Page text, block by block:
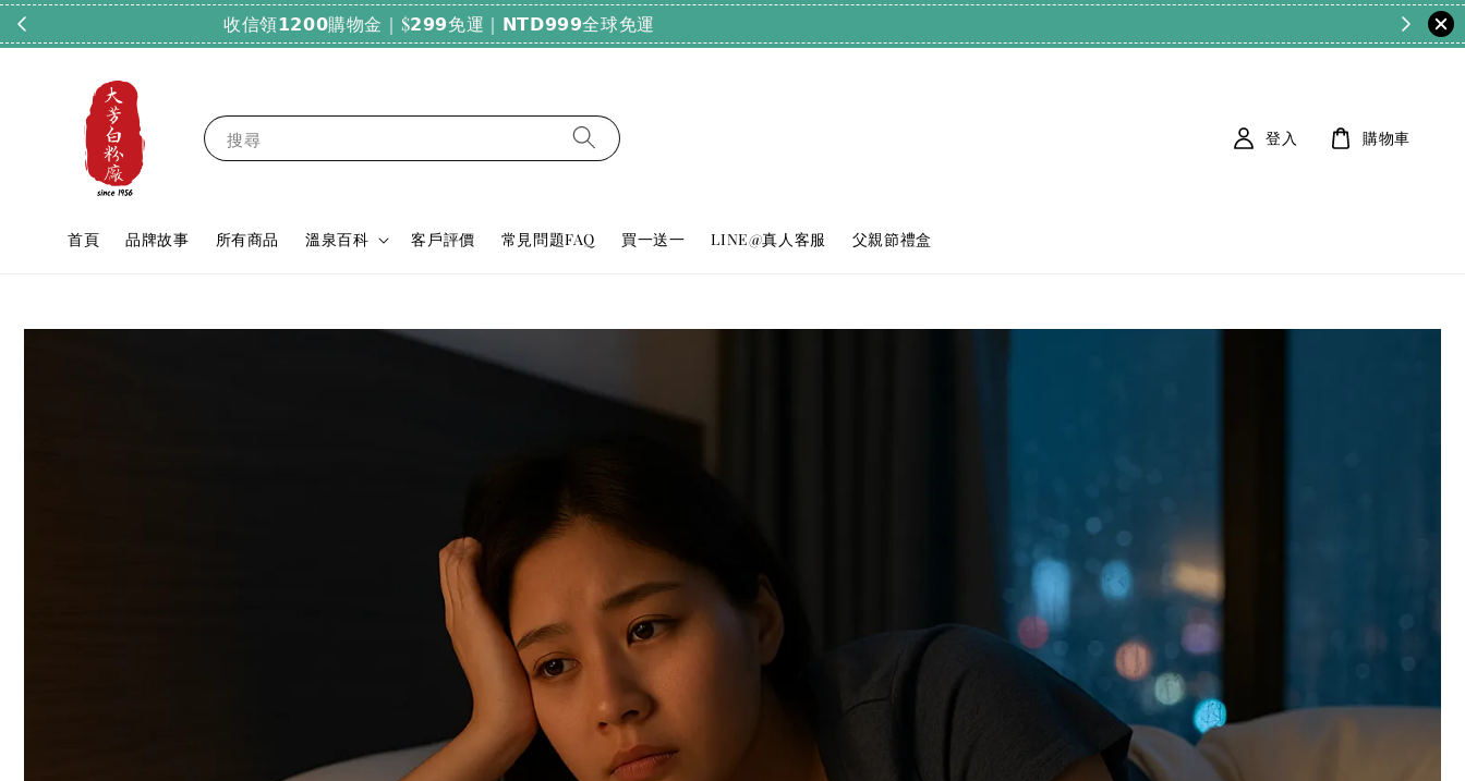
純天然好眠！輸碼𝗕𝗨𝗬𝟮𝟬𝟬𝟬，滿𝟮𝟬𝟬𝟬享𝟳𝟴折
搜尋
首頁 品牌故事 所有商品 溫泉百科 客戶評價 常見問題FAQ 買一送一 LINE@真人客服 父親節禮盒
登入 購物車